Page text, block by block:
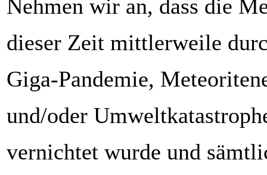
Nehmen wir an, dass die
dieser Zeit mittlerweile
Giga-Pandemie,
und/oder
vernichtet wurde und